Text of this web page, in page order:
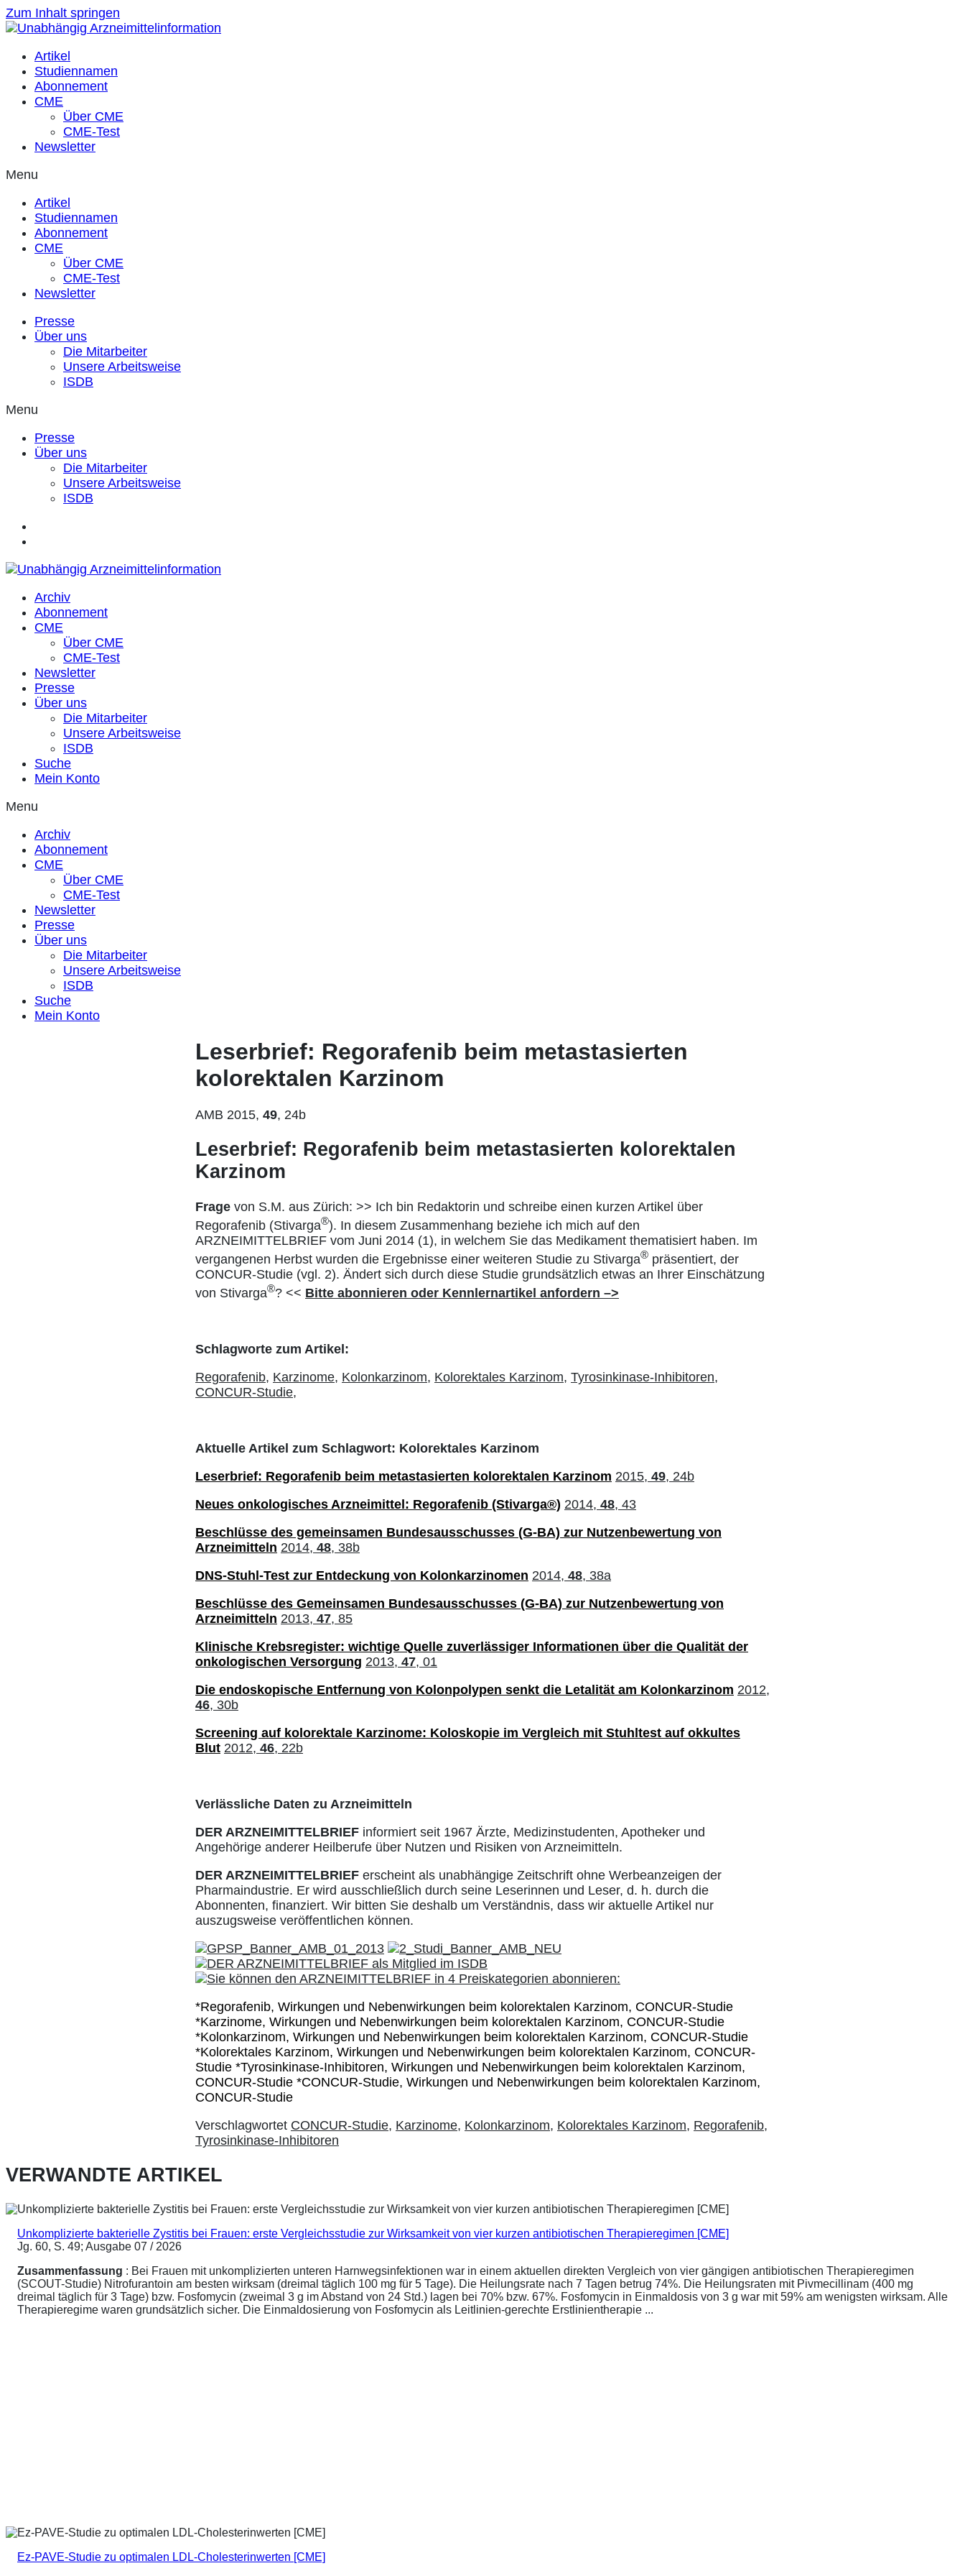
Zum Inhalt springen
Artikel
Studiennamen
Abonnement
CME
Über CME
CME-Test
Newsletter
Menu
Artikel
Studiennamen
Abonnement
CME
Über CME
CME-Test
Newsletter
Presse
Über uns
Die Mitarbeiter
Unsere Arbeitsweise
ISDB
Menu
Presse
Über uns
Die Mitarbeiter
Unsere Arbeitsweise
ISDB
Archiv
Abonnement
CME
Über CME
CME-Test
Newsletter
Presse
Über uns
Die Mitarbeiter
Unsere Arbeitsweise
ISDB
Suche
Mein Konto
Menu
Archiv
Abonnement
CME
Über CME
CME-Test
Newsletter
Presse
Über uns
Die Mitarbeiter
Unsere Arbeitsweise
ISDB
Suche
Mein Konto
Leserbrief: Regorafenib beim metastasierten
kolorektalen Karzinom
AMB 2015, 49, 24b
Leserbrief: Regorafenib beim metastasierten kolorektalen
Karzinom
Frage von S.M. aus Zürich: >> Ich bin Redaktorin und schreibe einen kurzen Artikel über
Regorafenib (Stivarga®). In diesem Zusammenhang beziehe ich mich auf den
ARZNEIMITTELBRIEF vom Juni 2014 (1), in welchem Sie das Medikament thematisiert haben. Im
vergangenen Herbst wurden die Ergebnisse einer weiteren Studie zu Stivarga® präsentiert, der
CONCUR-Studie (vgl. 2). Ändert sich durch diese Studie grundsätzlich etwas an Ihrer Einschätzung
von Stivarga®? << Bitte abonnieren oder Kennlernartikel anfordern –>
Schlagworte zum Artikel:
Regorafenib, Karzinome, Kolonkarzinom, Kolorektales Karzinom, Tyrosinkinase-Inhibitoren,
CONCUR-Studie,
Aktuelle Artikel zum Schlagwort: Kolorektales Karzinom
Leserbrief: Regorafenib beim metastasierten kolorektalen Karzinom 2015, 49, 24b
Neues onkologisches Arzneimittel: Regorafenib (Stivarga®) 2014, 48, 43
Beschlüsse des gemeinsamen Bundesausschusses (G-BA) zur Nutzenbewertung von
Arzneimitteln 2014, 48, 38b
DNS-Stuhl-Test zur Entdeckung von Kolonkarzinomen 2014, 48, 38a
Beschlüsse des Gemeinsamen Bundesausschusses (G-BA) zur Nutzenbewertung von
Arzneimitteln 2013, 47, 85
Klinische Krebsregister: wichtige Quelle zuverlässiger Informationen über die Qualität der
onkologischen Versorgung 2013, 47, 01
Die endoskopische Entfernung von Kolonpolypen senkt die Letalität am Kolonkarzinom 2012,
46, 30b
Screening auf kolorektale Karzinome: Koloskopie im Vergleich mit Stuhltest auf okkultes
Blut 2012, 46, 22b
Verlässliche Daten zu Arzneimitteln
DER ARZNEIMITTELBRIEF informiert seit 1967 Ärzte, Medizinstudenten, Apotheker und
Angehörige anderer Heilberufe über Nutzen und Risiken von Arzneimitteln.
DER ARZNEIMITTELBRIEF erscheint als unabhängige Zeitschrift ohne Werbeanzeigen der
Pharmaindustrie. Er wird ausschließlich durch seine Leserinnen und Leser, d. h. durch die
Abonnenten, finanziert. Wir bitten Sie deshalb um Verständnis, dass wir aktuelle Artikel nur
auszugsweise veröffentlichen können.
*Regorafenib, Wirkungen und Nebenwirkungen beim kolorektalen Karzinom, CONCUR-Studie
*Karzinome, Wirkungen und Nebenwirkungen beim kolorektalen Karzinom, CONCUR-Studie
*Kolonkarzinom, Wirkungen und Nebenwirkungen beim kolorektalen Karzinom, CONCUR-Studie
*Kolorektales Karzinom, Wirkungen und Nebenwirkungen beim kolorektalen Karzinom, CONCUR-
Studie *Tyrosinkinase-Inhibitoren, Wirkungen und Nebenwirkungen beim kolorektalen Karzinom,
CONCUR-Studie *CONCUR-Studie, Wirkungen und Nebenwirkungen beim kolorektalen Karzinom,
CONCUR-Studie
Verschlagwortet CONCUR-Studie, Karzinome, Kolonkarzinom, Kolorektales Karzinom, Regorafenib,
Tyrosinkinase-Inhibitoren
VERWANDTE ARTIKEL
Unkomplizierte bakterielle Zystitis bei Frauen: erste Vergleichsstudie zur Wirksamkeit von vier kurzen antibiotischen Therapieregimen [CME]
Jg. 60, S. 49; Ausgabe 07 / 2026
Zusammenfassung : Bei Frauen mit unkomplizierten unteren Harnwegsinfektionen war in einem aktuellen direkten Vergleich von vier gängigen antibiotischen Therapieregimen
(SCOUT-Studie) Nitrofurantoin am besten wirksam (dreimal täglich 100 mg für 5 Tage). Die Heilungsrate nach 7 Tagen betrug 74%. Die Heilungsraten mit Pivmecillinam (400 mg
dreimal täglich für 3 Tage) bzw. Fosfomycin (zweimal 3 g im Abstand von 24 Std.) lagen bei 70% bzw. 67%. Fosfomycin in Einmaldosis von 3 g war mit 59% am wenigsten wirksam. Alle
Therapieregime waren grundsätzlich sicher. Die Einmaldosierung von Fosfomycin als Leitlinien-gerechte Erstlinientherapie ...
Ez-PAVE-Studie zu optimalen LDL-Cholesterinwerten [CME]